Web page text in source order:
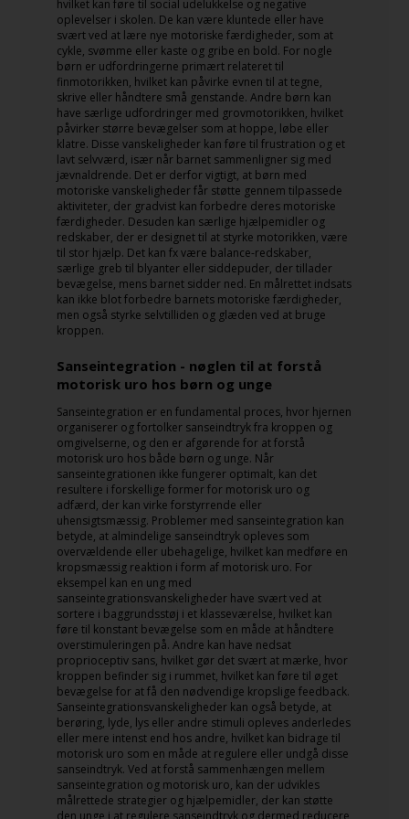
hvilket kan føre til social udelukkelse og negative
oplevelser i skolen. De kan være kluntede eller have
svært ved at lære nye motoriske færdigheder, som at
cykle, svømme eller kaste og gribe en bold. For nogle
børn er udfordringerne primært relateret til
finmotorikken, hvilket kan påvirke evnen til at tegne,
skrive eller håndtere små genstande. Andre børn kan
have særlige udfordringer med grovmotorikken, hvilket
påvirker større bevægelser som at hoppe, løbe eller
klatre. Disse vanskeligheder kan føre til frustration og et
lavt selvværd, især når barnet sammenligner sig med
jævnaldrende. Det er derfor vigtigt, at børn med
motoriske vanskeligheder får støtte gennem tilpassede
aktiviteter, der gradvist kan forbedre deres motoriske
færdigheder. Desuden kan særlige hjælpemidler og
redskaber, der er designet til at styrke motorikken, være
til stor hjælp. Det kan fx være balance-redskaber,
særlige greb til blyanter eller siddepuder, der tillader
bevægelse, mens barnet sidder ned. En målrettet indsats
kan ikke blot forbedre barnets motoriske færdigheder,
men også styrke selvtilliden og glæden ved at bruge
kroppen.
Sanseintegration - nøglen til at forstå
motorisk uro hos børn og unge
Sanseintegration er en fundamental proces, hvor hjernen
organiserer og fortolker sanseindtryk fra kroppen og
omgivelserne, og den er afgørende for at forstå
motorisk uro hos både børn og unge. Når
sanseintegrationen ikke fungerer optimalt, kan det
resultere i forskellige former for motorisk uro og
adfærd, der kan virke forstyrrende eller
uhensigtsmæssig. Problemer med sanseintegration kan
betyde, at almindelige sanseindtryk opleves som
overvældende eller ubehagelige, hvilket kan medføre en
kropsmæssig reaktion i form af motorisk uro. For
eksempel kan en ung med
sanseintegrationsvanskeligheder have svært ved at
sortere i baggrundsstøj i et klasseværelse, hvilket kan
føre til konstant bevægelse som en måde at håndtere
overstimuleringen på. Andre kan have nedsat
proprioceptiv sans, hvilket gør det svært at mærke, hvor
kroppen befinder sig i rummet, hvilket kan føre til øget
bevægelse for at få den nødvendige kropslige feedback.
Sanseintegrationsvanskeligheder kan også betyde, at
berøring, lyde, lys eller andre stimuli opleves anderledes
eller mere intenst end hos andre, hvilket kan bidrage til
motorisk uro som en måde at regulere eller undgå disse
sanseindtryk. Ved at forstå sammenhængen mellem
sanseintegration og motorisk uro, kan der udvikles
målrettede strategier og hjælpemidler, der kan støtte
den unge i at regulere sanseindtryk og dermed reducere